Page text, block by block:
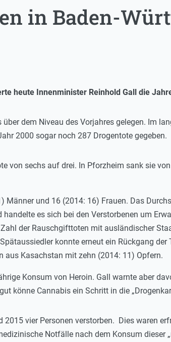
in Baden-
heute Innenminister Reinhold Gall die
dem Niveau des Vorjahres gelegen. Im
2000 sogar noch 287 Drogentote gegeben.
von sechs auf drei. In Pforzheim sank sie
Männer und 16 (2014: 16) Frauen. Das
es sich bei den Verstorbenen um
der Rauschgifttoten mit ausländischer
konnte erneut ein Rückgang
aus Kasachstan mit zehn (2014: 11) Opfern.
Konsum von Heroin. Gall warnte aber
könne Cannabis ein Schritt in die
vier Personen verstorben. Dies waren
Notfälle nach dem Konsum dieser